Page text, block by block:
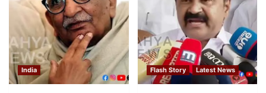
India Flash Story Latest News